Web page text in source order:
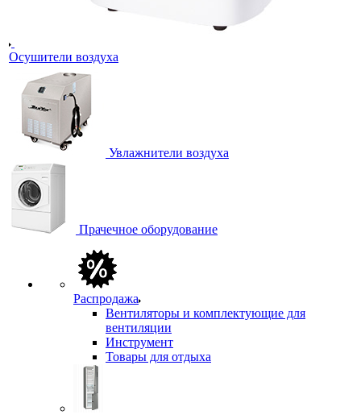
Осушители воздуха
Увлажнители воздуха
Прачечное оборудование
Распродажа
Вентиляторы и комплектующие для
вентиляции
Инструмент
Товары для отдыха